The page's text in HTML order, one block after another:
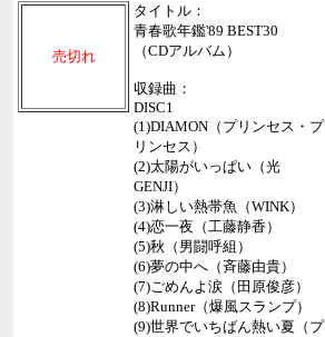
売切れ
タイトル：
青春歌年鑑'89 BEST30
（CDアルバム）
収録曲：
DISC1
(1)DIAMON（プリンセス・プ
リンセス）
(2)太陽がいっぱい（光
GENJI）
(3)淋しい熱帯魚（WINK）
(4)恋一夜（工藤静香）
(5)秋（男闘呼組）
(6)夢の中へ（斉藤由貴）
(7)ごめんよ涙（田原俊彦）
(8)Runner（爆風スランプ）
(9)世界でいちばん熱い夏（プ